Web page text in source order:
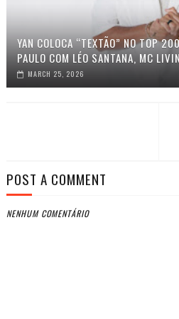
YAN COLOCA “TEXTÃO” NO TOP
PAULO COM LÉO SANTANA, MC
MARCH 25, 2026
POST A COMMENT
NENHUM COMENTÁRIO